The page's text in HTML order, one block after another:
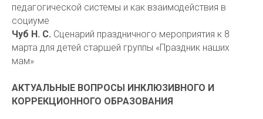
педагогической системы и как взаимодействия в
социуме
Чуб Н. С. Сценарий праздничного мероприятия к 8
марта для детей старшей группы «Праздник наших
мам»
АКТУАЛЬНЫЕ ВОПРОСЫ ИНКЛЮЗИВНОГО И
КОРРЕКЦИОННОГО ОБРАЗОВАНИЯ